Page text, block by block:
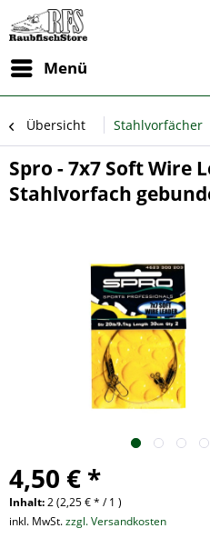
Menü
Übersicht Stahlvorfächer
Spro - 7x7 Soft Wire
Stahlvorfach
4,50 € *
Inhalt:2 (2,25 € * / 1 )
inkl. MwSt.zzgl. Versandkosten